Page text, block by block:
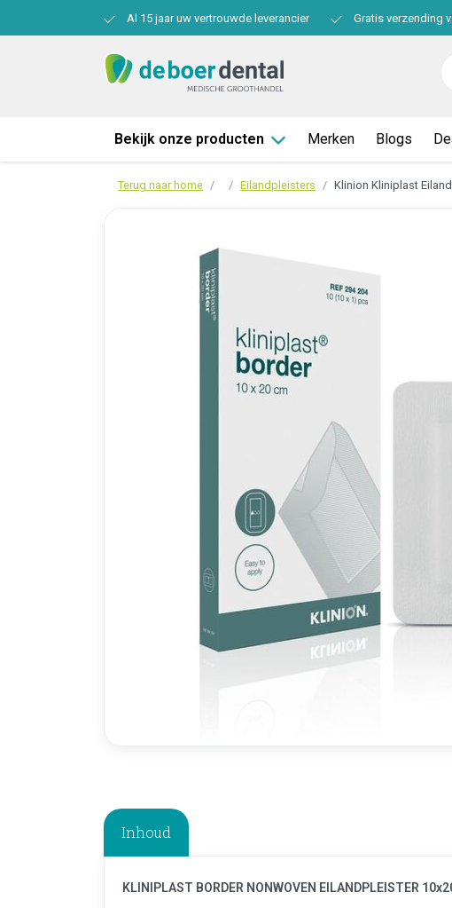
Al 15 jaar uw vertrouwde leverancier Gratis verzending
Bekijk onze producten Merken Blogs
Terug naar home Eilandpleisters Klinion Kliniplast
Inhoud
KLINIPLAST BORDER NONWOVEN EILANDPLEISTER